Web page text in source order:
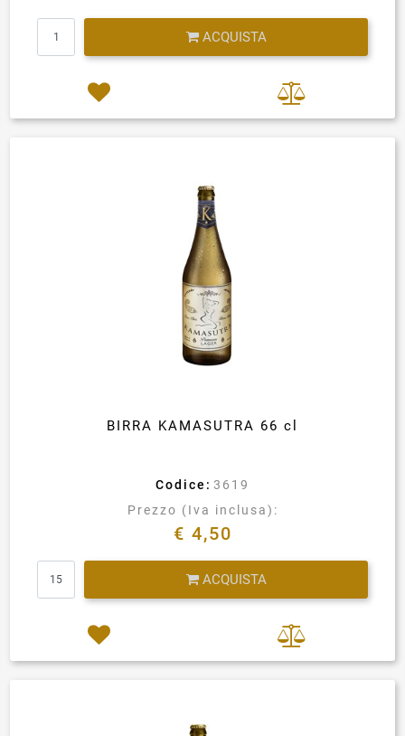
ACQUISTA
BIRRA KAMASUTRA 66 cl
Codice: 3619
Prezzo (Iva inclusa):
€ 4,50
ACQUISTA